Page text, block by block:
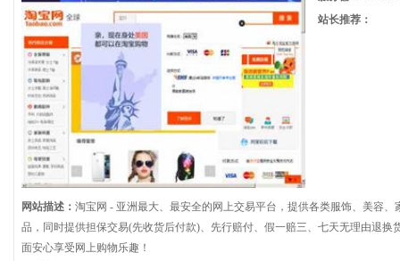
站长推荐：
网站描述： 淘宝网 - 亚洲最大、最安全的网上交易平台，提供各类服饰、美容
品，同时提供担保交易(先收货后付款)、先行赔付、假一赔三、七天无理由退
面安心享受网上购物乐趣！